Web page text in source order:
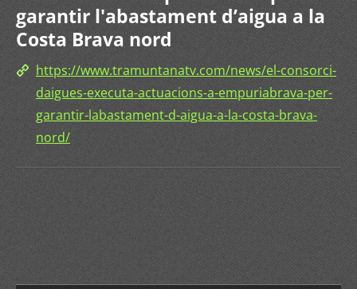
garantir l'abastament d’aigua a la
Costa Brava nord
https://www.tramuntanatv.com/news/el-consorci-
daigues-executa-actuacions-a-empuriabrava-per-
garantir-labastament-d-aigua-a-la-costa-brava-
nord/